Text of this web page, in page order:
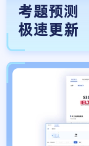
考题预测
极速更新